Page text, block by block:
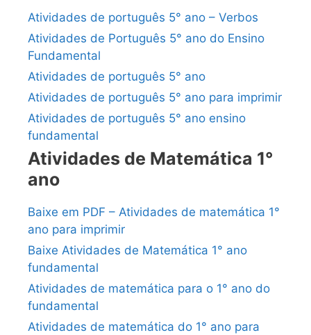
Atividades de português 5° ano – Verbos
Atividades de Português 5° ano do Ensino
Fundamental
Atividades de português 5° ano
Atividades de português 5° ano para imprimir
Atividades de português 5° ano ensino
fundamental
Atividades de Matemática 1°
ano
Baixe em PDF – Atividades de matemática 1°
ano para imprimir
Baixe Atividades de Matemática 1° ano
fundamental
Atividades de matemática para o 1° ano do
fundamental
Atividades de matemática do 1° ano para